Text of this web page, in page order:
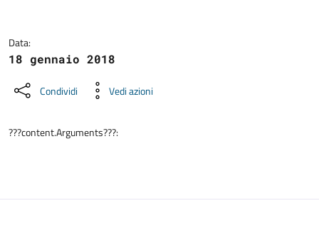
Data:
18 gennaio 2018
Condividi Vedi azioni
???content.Arguments???: